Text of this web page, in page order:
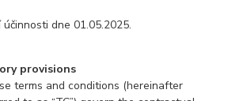
dne 01.05.2025.
provisions
terms and conditions (hereinafter